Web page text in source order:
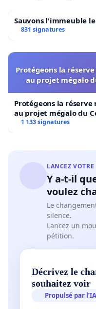
Sauvons l'immeuble
831 signatures
Protégeons la
au projet mégalo
Protégeons la
au projet mégalo du
1 133 signatures
LANCEZ
Y a-t-il
voulez
Le
silence.
Lancez un
pétition.
Décrivez le
souhaitez voir
Propulsé par l’IA